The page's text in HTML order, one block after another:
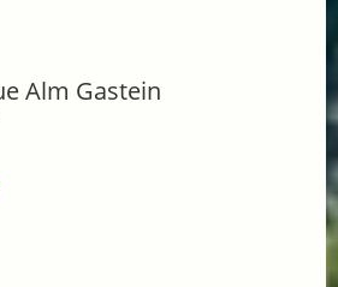
Alm Gastein